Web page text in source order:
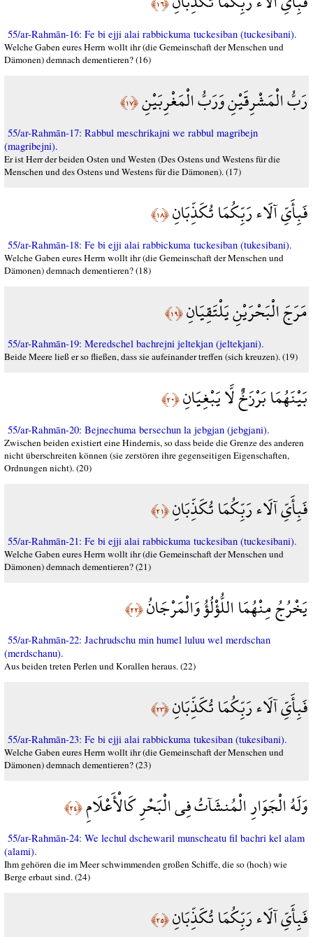
55/ar-Rahmān-16: Fe bi ejji alai rabbickuma tuckesiban (tuckesibani).
Welche Gaben eures Herrn wollt ihr (die Gemeinschaft der Menschen und
Dämonen) demnach dementieren? (16)
رَبُّ الْمَشْرِقَيْنِ وَرَبُّ الْمَغْرِبَيْنِ﴿١٧﴾
55/ar-Rahmān-17: Rabbul meschrikajni we rabbul magribejn
(magribejni).
Er ist Herr der beiden Osten und Westen (Des Ostens und Westens für die
Menschen und des Ostens und Westens für die Dämonen). (17)
فَبِأَيِّ آلَاء رَبِّكُمَا تُكَذِّبَانِ﴿١٨﴾
55/ar-Rahmān-18: Fe bi ejji alai rabbickuma tuckesiban (tukesibani).
Welche Gaben eures Herrn wollt ihr (die Gemeinschaft der Menschen und
Dämonen) demnach dementieren? (18)
مَرَجَ الْبَحْرَيْنِ يَلْتَقِيَانِ﴿١٩﴾
55/ar-Rahmān-19: Meredschel bachrejni jeltekjan (jeltekjani).
Beide Meere ließ er so fließen, dass sie aufeinander treffen (sich kreuzen). (19)
بَيْنَهُمَا بَرْزَخٌ لَّا يَبْغِيَانِ﴿٢٠﴾
55/ar-Rahmān-20: Bejnechuma bersechun la jebgjan (jebgjani).
Zwischen beiden existiert eine Hindernis, so dass beide die Grenze des anderen
nicht überschreiten können (sie zerstören ihre gegenseitigen Eigenschaften,
Ordnungen nicht). (20)
فَبِأَيِّ آلَاء رَبِّكُمَا تُكَذِّبَانِ﴿٢١﴾
55/ar-Rahmān-21: Fe bi ejji alai rabbickuma tuckesiban (tuckesibani).
Welche Gaben eures Herrn wollt ihr (die Gemeinschaft der Menschen und
Dämonen) demnach dementieren? (21)
يَخْرُجُ مِنْهُمَا اللُّؤْلُؤُ وَالْمَرْجَانُ﴿٢٢﴾
55/ar-Rahmān-22: Jachrudschu min humel luluu wel merdschan
(merdschanu).
Aus beiden treten Perlen und Korallen heraus. (22)
فَبِأَيِّ آلَاء رَبِّكُمَا تُكَذِّبَانِ﴿٢٣﴾
55/ar-Rahmān-23: Fe bi ejji alai rabbickuma tukesiban (tukesibani).
Welche Gaben eures Herrn wollt ihr (die Gemeinschaft der Menschen und
Dämonen) demnach dementieren? (23)
وَلَهُ الْجَوَارِ الْمُنشَآتُ فِي الْبَحْرِ كَالْأَعْلَامِ﴿٢٤﴾
55/ar-Rahmān-24: We lechul dschewaril munscheatu fil bachri kel alam
(alami).
Ihm gehören die im Meer schwimmenden großen Schiffe, die so (hoch) wie
Berge erbaut sind. (24)
فَبِأَيِّ آلَاء رَبِّكُمَا تُكَذِّبَانِ﴿٢٥﴾